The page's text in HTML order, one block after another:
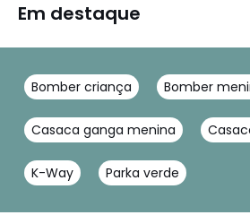
Em destaque
Bomber criança Bomber
Casaca ganga menina
K-Way Parka verde